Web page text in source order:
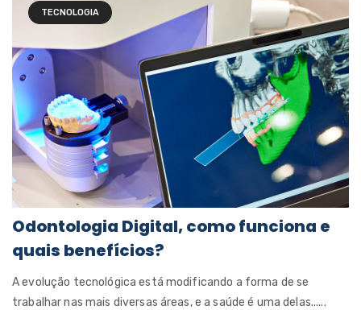
TECNOLOGIA
Odontologia Digital, como funciona e
quais benefícios?
A evolução tecnológica está modificando a forma de se
trabalhar nas mais diversas áreas, e a saúde é uma delas......